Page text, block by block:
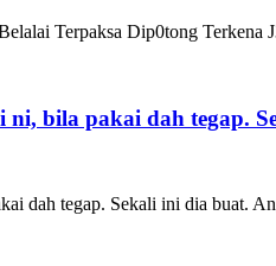
Terpaksa Dip0tong
bila pakai dah tegap.
dah tegap. Sekali ini dia buat.